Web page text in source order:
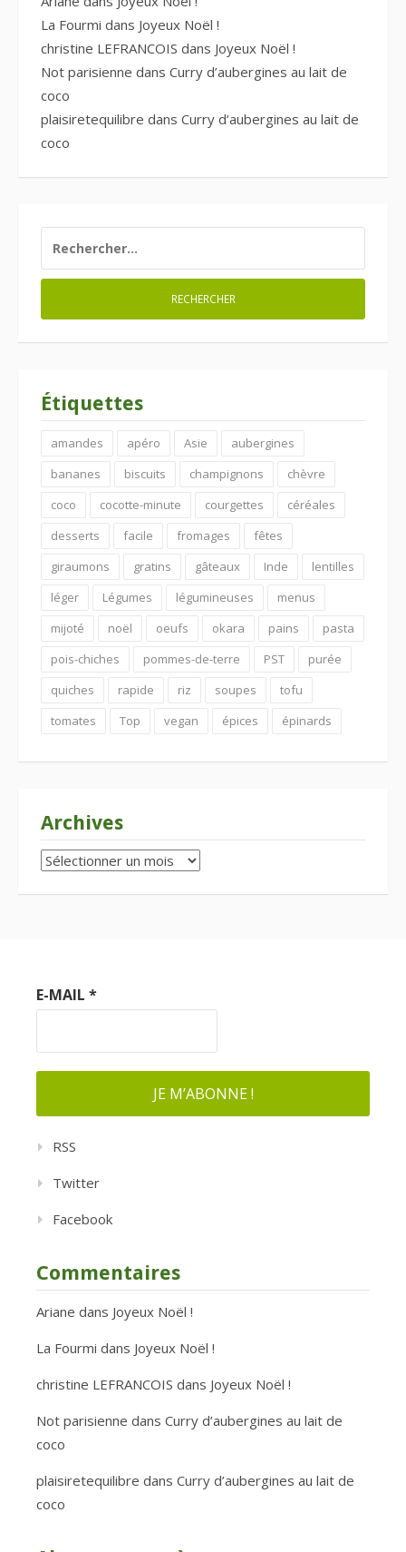
La Fourmi dans Joyeux Noël !
christine LEFRANCOIS dans Joyeux Noël !
Not parisienne dans Curry d’aubergines au lait de
coco
plaisiretequilibre dans Curry d’aubergines au lait de
coco
Étiquettes
amandes apéro Asie
aubergines
bananes
biscuits champignons
chèvre
coco
cocotte-minute courgettes
céréales
desserts
facile fromages
fêtes
giraumons
gratins gâteaux Inde
lentilles
léger
Légumes légumineuses
menus
mijoté
noël oeufs okara pains
pasta
pois-chiches
pommes-de-terre PST
purée
quiches
rapide riz soupes
tofu
tomates
Top vegan épices épinards
Archives
Archives
E-MAIL *
RSS
Twitter
Facebook
Commentaires
Ariane dans Joyeux Noël !
La Fourmi dans Joyeux Noël !
christine LEFRANCOIS dans Joyeux Noël !
Not parisienne dans Curry d’aubergines au lait de
coco
plaisiretequilibre dans Curry d’aubergines au lait de
coco